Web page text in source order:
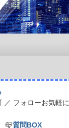
フォローお気軽に
📪質問BOX